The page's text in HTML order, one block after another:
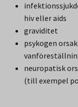
hiv eller aids
graviditet
psykogen
neuropatisk
(till exempel